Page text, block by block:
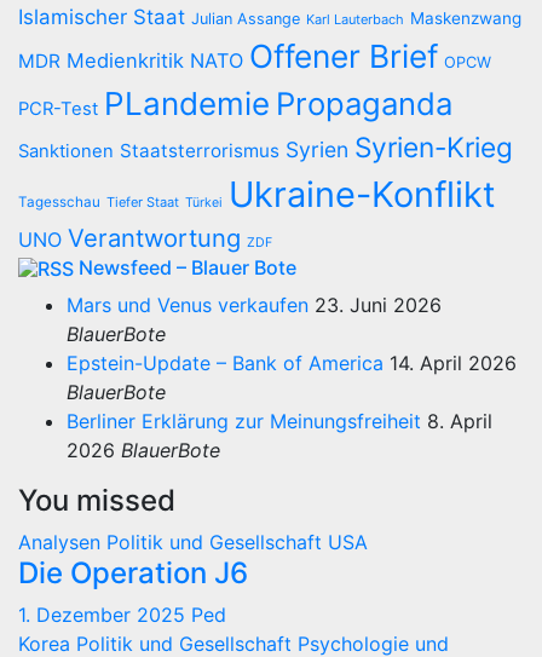
Islamischer Staat Julian Assange Karl Lauterbach Maskenzwang
MDR Medienkritik NATO Offener Brief OPCW
PCR-Test PLandemie Propaganda
Sanktionen Staatsterrorismus Syrien Syrien-Krieg
Tagesschau Tiefer Staat Türkei Ukraine-Konflikt
UNO Verantwortung ZDF
Newsfeed – Blauer Bote
Mars und Venus verkaufen 23. Juni 2026
BlauerBote
Epstein-Update – Bank of America 14. April 2026
BlauerBote
Berliner Erklärung zur Meinungsfreiheit 8. April
2026 BlauerBote
You missed
Analysen Politik und Gesellschaft USA
Die Operation J6
1. Dezember 2025 Ped
Korea Politik und Gesellschaft Psychologie und